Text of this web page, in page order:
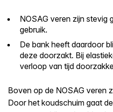
NOSAG veren zijn stevig
gebruik.
De bank heeft daardoor
deze doorzakt. Bij
verloop van tijd
Boven op de NOSAG veren
Door het koudschuim gaat